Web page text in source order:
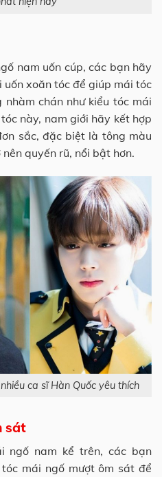
nam uốn cúp, các bạn hãy
xoăn tóc để giúp mái tóc
nhàm chán như kiểu tóc mái
này, nam giới hãy kết hợp
sắc, đặc biệt là tông màu
quyến rũ, nổi bật hơn.
ca sĩ Hàn Quốc yêu thích
sát
ngố nam kể trên, các bạn
mái ngố mượt ôm sát để